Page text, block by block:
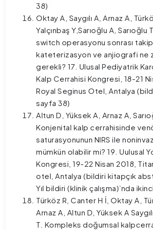
38)
Oktay A, Saygılı A, Arnaz A,
Yalçınbaş Y,Sarıoğlu A, Sarıoğlu
switch operasyonu sonrası
kateterizasyon ve anjiografi ne
gerekli? 17. Ulusal Pediyatrik
Kalp Cerrahisi Kongresi, 18-21
Royal Seginus Otel, Antalya
sayfa 38)
Altun D, Yüksek A, Arnaz A,
Konjenital kalp cerrahisinde
saturasyonunun NIRS ile
mümkün olabilir mi? 19. Uulusal
Kongresi, 19-22 Nisan 2018,
otel, Antalya (bildiri kitapçık
Yıl bildiri (klinik çalışma)’nda
Türköz R, Canter H İ, Oktay A,
Arnaz A, Altun D, Yüksek A
T. Kompleks doğumsal